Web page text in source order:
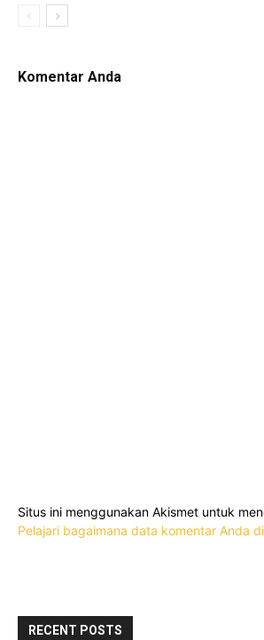
Komentar Anda
Situs ini menggunakan Akismet untuk
Pelajari bagaimana data komentar Anda
RECENT POSTS